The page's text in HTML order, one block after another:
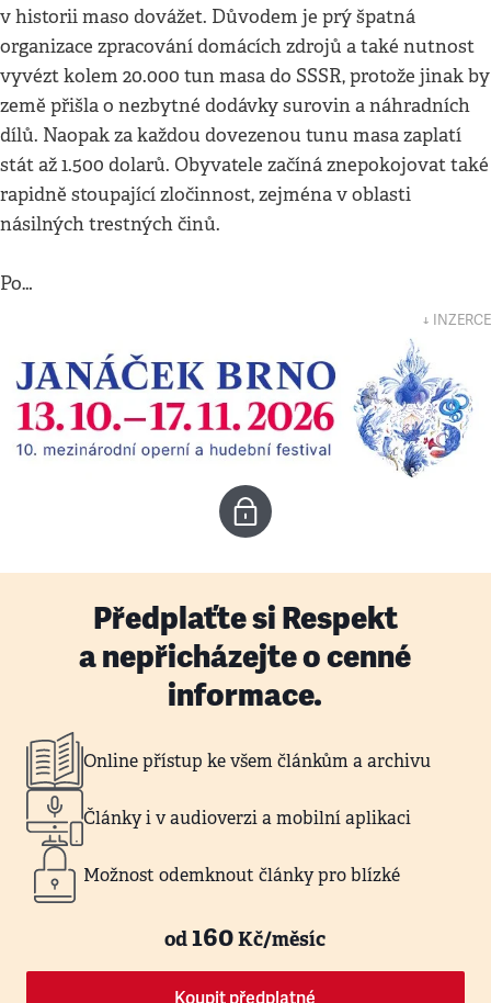
v historii maso dovážet. Důvodem je prý špatná
organizace zpracování domácích zdrojů a také nutnost
vyvézt kolem 20.000 tun masa do SSSR, protože jinak by
země přišla o nezbytné dodávky surovin a náhradních
dílů. Naopak za každou dovezenou tunu masa zaplatí
stát až 1.500 dolarů. Obyvatele začíná znepokojovat také
rapidně stoupající zločinnost, zejména v oblasti
násilných trestných činů.
Po…
↓ INZERCE
Předplaťte si Respekt
a nepřicházejte o cenné
informace.
Online přístup ke všem článkům a archivu
Články i v audioverzi a mobilní aplikaci
Možnost odemknout články pro blízké
od160Kč/měsíc
Koupit předplatné